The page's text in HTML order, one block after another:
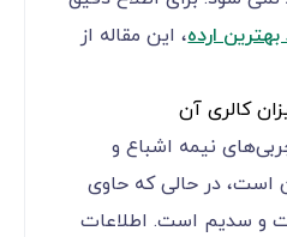
ارده، این مقاله از
کالری آن
نیمه اشباع و
است، در حالی که حاوی
و سدیم است. اطلاعات